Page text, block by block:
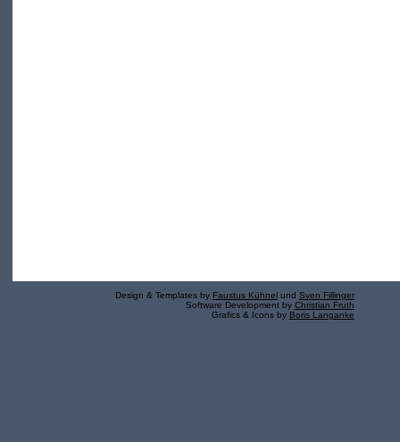
Design & Templates by Faustus Kühnel und Sven Fillinger
Software Development by Christian Fruth
Grafics & Icons by Boris Langanke